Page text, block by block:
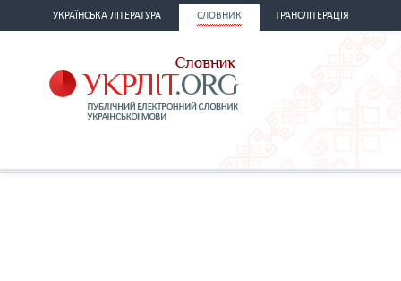
УКРАЇНСЬКА ЛІТЕРАТУРА СЛОВНИК ТРАНСЛІТЕРАЦІЯ